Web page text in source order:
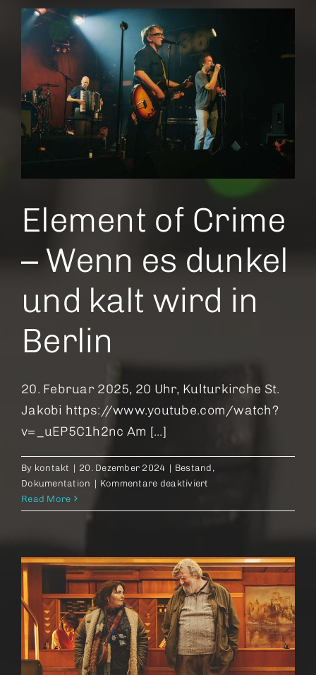
Element of Crime
– Wenn es dunkel
und kalt wird in
Berlin
20. Februar 2025, 20 Uhr, Kulturkirche St.
Jakobi https://www.youtube.com/watch?
v=_uEP5C1h2nc Am [...]
By kontakt | 20. Dezember 2024 | Bestand ,
Dokumentation | Kommentare deaktiviert
of
Wenn
es
dunkel
und
kalt
wird
in
Berlin
Read More